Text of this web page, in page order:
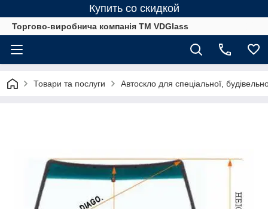
Купить со скидкой
Торгово-виробнича компанія ТМ VDGlass
Товари та послуги Автоскло для спеціальної,